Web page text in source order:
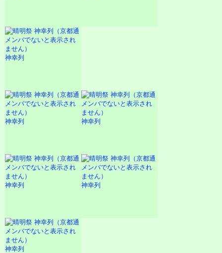
神幸列
神幸列 神幸列
神幸列 神幸列
神幸列